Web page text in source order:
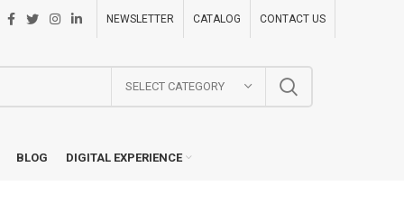
NEWSLETTER CATALOG CONTACT US
SELECT CATEGORY
BLOG DIGITAL EXPERIENCE